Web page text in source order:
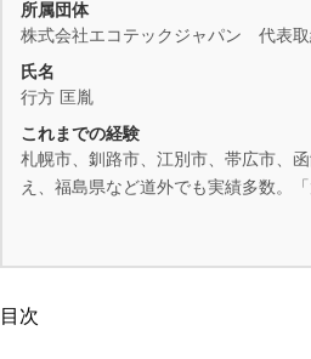
所属団体
株式会社エコテックジャパン 代表取
氏名
行方 匡胤
これまでの経験
札幌市、釧路市、江別市、帯広市、
え、福島県など道外でも実績多数。
同時設置や、カーポートタイプ、オ
からアフターフォローまでトータルでサポ
式会社
目次